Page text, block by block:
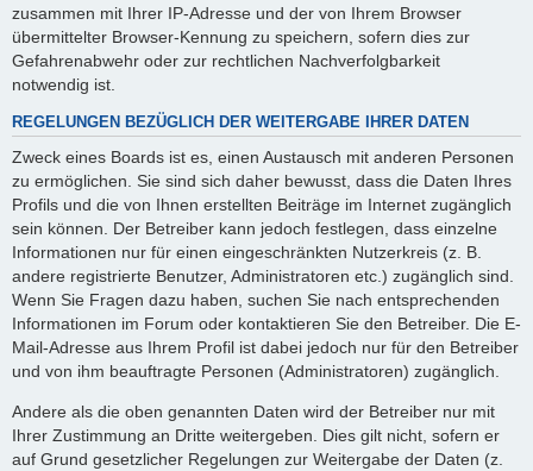
zusammen mit Ihrer IP-Adresse und der von Ihrem Browser
übermittelter Browser-Kennung zu speichern, sofern dies zur
Gefahrenabwehr oder zur rechtlichen Nachverfolgbarkeit
notwendig ist.
REGELUNGEN BEZÜGLICH DER WEITERGABE IHRER DATEN
Zweck eines Boards ist es, einen Austausch mit anderen Personen
zu ermöglichen. Sie sind sich daher bewusst, dass die Daten Ihres
Profils und die von Ihnen erstellten Beiträge im Internet zugänglich
sein können. Der Betreiber kann jedoch festlegen, dass einzelne
Informationen nur für einen eingeschränkten Nutzerkreis (z. B.
andere registrierte Benutzer, Administratoren etc.) zugänglich sind.
Wenn Sie Fragen dazu haben, suchen Sie nach entsprechenden
Informationen im Forum oder kontaktieren Sie den Betreiber. Die E-
Mail-Adresse aus Ihrem Profil ist dabei jedoch nur für den Betreiber
und von ihm beauftragte Personen (Administratoren) zugänglich.
Andere als die oben genannten Daten wird der Betreiber nur mit
Ihrer Zustimmung an Dritte weitergeben. Dies gilt nicht, sofern er
auf Grund gesetzlicher Regelungen zur Weitergabe der Daten (z.